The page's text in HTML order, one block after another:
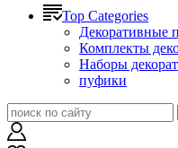
Top Categories
Декоративные
Комплекты
Наборы
пуфики